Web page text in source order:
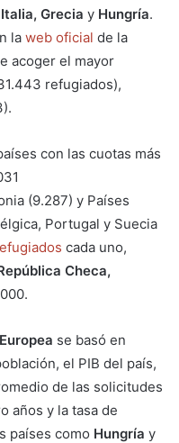
Italia, Grecia y Hungría.
la web oficial de la
acoger el mayor
refugiados),
con las cuotas más
(9.287) y Países
Portugal y Suecia
cada uno,
Checa,
se basó en
el PIB del país,
de las solicitudes
años y la tasa de
países como Hungría y